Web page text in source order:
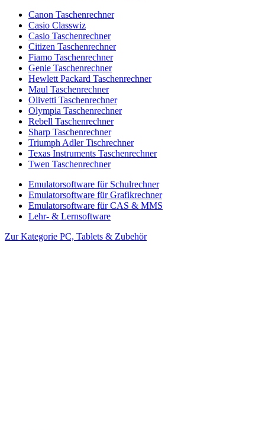
Canon Taschenrechner
Casio Classwiz
Casio Taschenrechner
Citizen Taschenrechner
Fiamo Taschenrechner
Genie Taschenrechner
Hewlett Packard Taschenrechner
Maul Taschenrechner
Olivetti Taschenrechner
Olympia Taschenrechner
Rebell Taschenrechner
Sharp Taschenrechner
Triumph Adler Tischrechner
Texas Instruments Taschenrechner
Twen Taschenrechner
Emulatorsoftware für Schulrechner
Emulatorsoftware für Grafikrechner
Emulatorsoftware für CAS & MMS
Lehr- & Lernsoftware
Zur Kategorie PC, Tablets & Zubehör